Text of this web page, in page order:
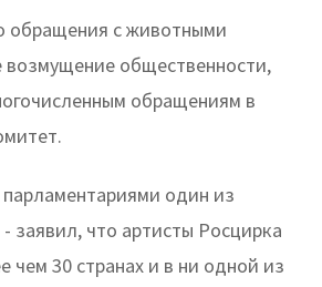
обращения с животными
возмущение общественности,
обращениям в
парламентариями один из
заявил, что артисты Росцирка
чем 30 странах и в ни одной из